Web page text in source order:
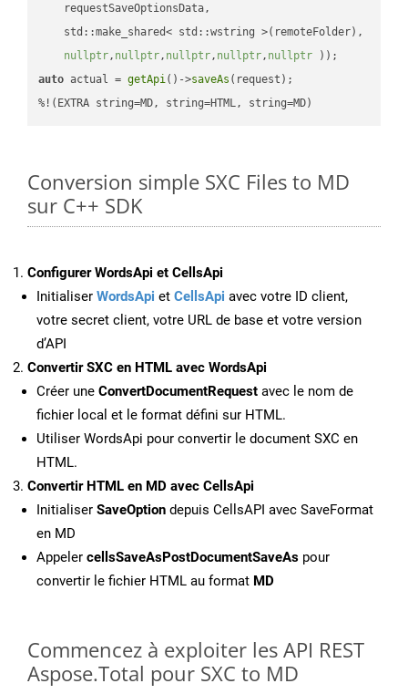
    requestSaveOptionsData,
    std::make_shared< std::wstring >(remoteFolder),
nullptr, nullptr, nullptr, nullptr, nullptr ))
auto actual = getApi()->saveAs (request);
%!(EXTRA string=MD, string=HTML, string=MD)
Conversion simple SXC Files to MD
sur C++ SDK
Configurer WordsApi et CellsApi
Initialiser WordsApi et CellsApi avec votre ID client,
votre secret client, votre URL de base et votre version
d’API
Convertir SXC en HTML avec WordsApi
Créer une ConvertDocumentRequest avec le nom de
fichier local et le format défini sur HTML.
Utiliser WordsApi pour convertir le document SXC en
HTML.
Convertir HTML en MD avec CellsApi
Initialiser SaveOption depuis CellsAPI avec SaveFormat
en MD
Appeler cellsSaveAsPostDocumentSaveAs pour
convertir le fichier HTML au format MD
Commencez à exploiter les API REST
Aspose.Total pour SXC to MD